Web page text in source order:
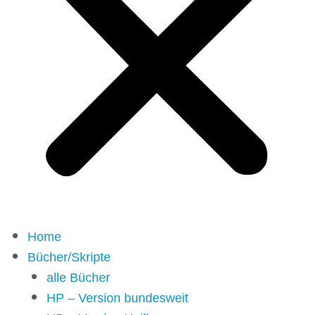
Home
Bücher/Skripte
alle Bücher
HP – Version bundesweit